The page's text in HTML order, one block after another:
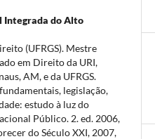
Integrada do Alto
(UFRGS). Mestre
em Direito da URI,
AM, e da UFRGS.
legislação,
estudo à luz do
Público. 2. ed. 2006,
do Século XXI, 2007,